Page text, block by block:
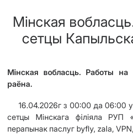
Мінская
сетцы
Мінская вобласць. Работы на
раёна.
16.04.2026гз 00:00 да 06:00 у
сетцы Мінскага фiлiяла РУП
перапынак паслуг byfly, zala,